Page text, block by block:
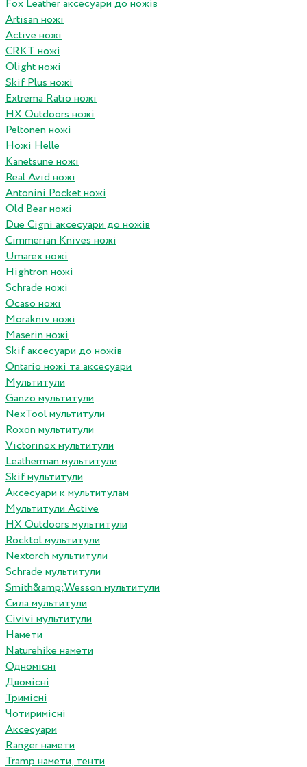
Fox Leather аксесуари до ножів
Artisan ножі
Active ножі
CRKT ножі
Olight ножі
Skif Plus ножі
Extrema Ratio ножі
HX Outdoors ножі
Peltonen ножі
Ножі Helle
Kanetsune ножі
Real Avid ножі
Antonini Pocket ножі
Old Bear ножі
Due Cigni аксесуари до ножів
Cimmerian Knives ножі
Umarex ножі
Hightron ножі
Schrade ножі
Ocaso ножі
Morakniv ножі
Maserin ножі
Skif аксесуари до ножів
Ontario ножі та аксесуари
Мультитули
Ganzo мультитули
NexTool мультитули
Roxon мультитули
Victorinox мультитули
Leatherman мультитули
Skif мультитули
Аксесуари к мультитулам
Мультитули Active
HX Outdoors мультитули
Rocktol мультитули
Nextorch мультитули
Schrade мультитули
Smith&amp;Wesson мультитули
Сила мультитули
Civivi мультитули
Намети
Naturehike намети
Одномісні
Двомісні
Тримісні
Чотиримісні
Аксесуари
Ranger намети
Tramp намети, тенти